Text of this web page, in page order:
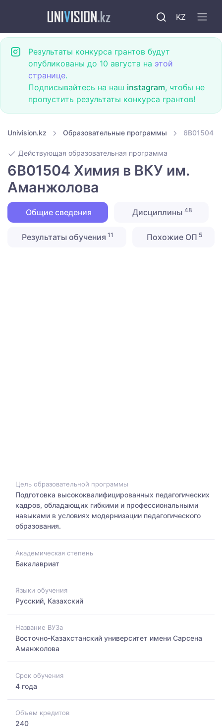
KZ
Результаты конкурса грантов будут
опубликованы до 10 августа на этой
странице.
Подписывайтесь на наш instagram, чтобы не
пропустить результаты конкурса грантов!
Univision.kz Образовательные программы 6B01504
Действующая образовательная программа
6B01504 Химия в ВКУ им.
Аманжолова
Общие сведения Дисциплины 48
Результаты обучения 11 Похожие ОП 5
Цель образовательной программы
Подготовка высококвалифицированных педагогических
кадров, обладающих гибкими и профессиональными
навыками в условиях модернизации педагогического
образования.
Академическая степень
Бакалавриат
Языки обучения
Русский, Казахский
Название ВУЗа
Восточно-Казахстанский университет имени Сарсена
Аманжолова
Срок обучения
4 года
Объем кредитов
240